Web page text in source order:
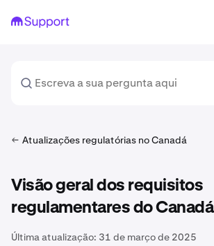
Atualizações regulatórias no Canadá
Visão geral dos requisitos
regulamentares do Canadá
Última atualização: 31 de março de 2025